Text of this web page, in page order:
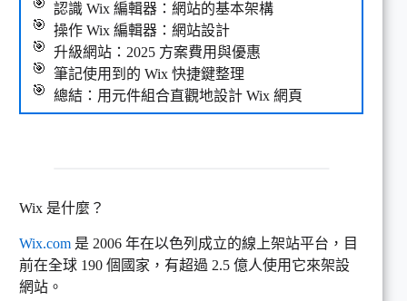
認識 Wix 編輯器：網站的基本架構
操作 Wix 編輯器：網站設計
升級網站：2025 方案費用與優惠
筆記使用到的 Wix 快捷鍵整理
總結：用元件組合直觀地設計 Wix 網頁
Wix 是什麼？
Wix.com 是 2006 年在以色列成立的線上架站平台，目
前在全球 190 個國家，有超過 2.5 億人使用它來架設
網站。